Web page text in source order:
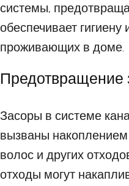
системы,
обеспечивает
проживающих в доме.
Предотвращение
Засоры в системе
вызваны
волос и других
отходы могут